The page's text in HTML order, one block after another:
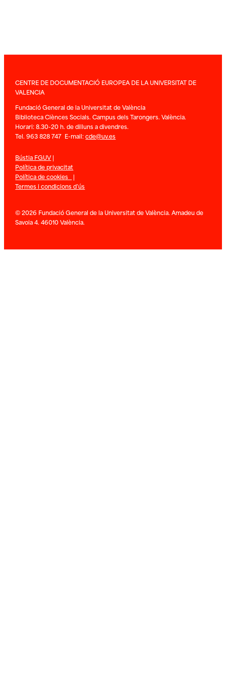
CENTRE DE DOCUMENTACIÓ EUROPEA DE LA UNIVERSITAT DE
VALENCIA
Fundació General de la Universitat de València
Biblioteca Ciènces Socials. Campus dels Tarongers. València.
Horari: 8.30-20 h. de dilluns a divendres.
Tel. 963 828 747 E-mail:cde@uv.es
Bústia FGUV|
Política de privacitat
Política de cookies |
Termes i condicions d’ús
© 2026 Fundació General de la Universitat de València. Amadeu de
Savoia 4. 46010 València.